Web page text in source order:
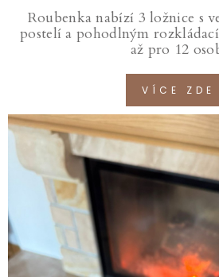
Roubenka nabízí 3 ložnice s
postelí a pohodlným
až pro 12
VÍCE ZDE